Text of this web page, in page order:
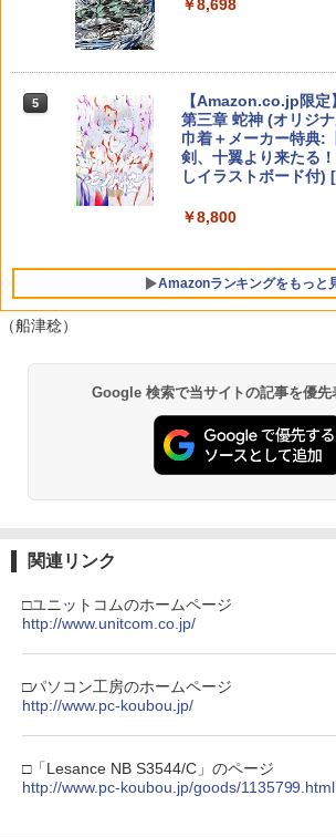
ゼルダの伝説 ブレス
￥7,680
ズVOL.1 Lite [イーグ
￥6,580
￥4,136
ンラインコード版
【純正品】
￥10,737
S5、PS5 Pro、Xbox
￥14,141
￥8,698
5
【Amazon.co.jp限定
第三章 蛇神 (オリジ
巾着＋メーカー特典:
剣、十翼より来たる
しイラストボード付)
￥8,800
Amazonランキングをもっと
（船津稔）
Google 検索で当サイトの記事を優先
関連リンク
□ユニットコムのホームページ
http://www.unitcom.co.jp/
□パソコン工房のホームページ
http://www.pc-koubou.jp/
□「Lesance NB S3544/C」のページ
http://www.pc-koubou.jp/goods/1135799.html